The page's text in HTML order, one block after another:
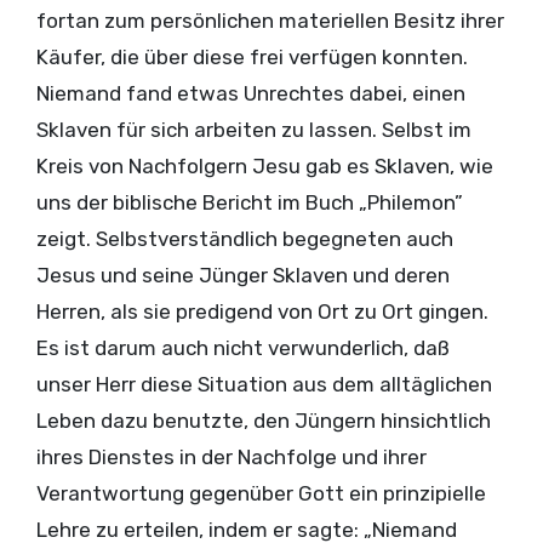
und allgemeinen immerwährenden Frieden
fortan zum persönlichen materiellen Besitz ihrer
Käufer, die über diese frei verfügen konnten.
Niemand fand etwas Unrechtes dabei, einen
Sklaven für sich arbeiten zu lassen. Selbst im
Kreis von Nachfolgern Jesu gab es Sklaven, wie
uns der biblische Bericht im Buch „Philemon”
zeigt. Selbstverständlich begegneten auch
Jesus und seine Jünger Sklaven und deren
Herren, als sie predigend von Ort zu Ort gingen.
Es ist darum auch nicht verwunderlich, daß
unser Herr diese Situation aus dem alltäglichen
Leben dazu benutzte, den Jüngern hinsichtlich
ihres Dienstes in der Nachfolge und ihrer
Verantwortung gegenüber Gott ein prinzipielle
Lehre zu erteilen, indem er sagte: „Niemand